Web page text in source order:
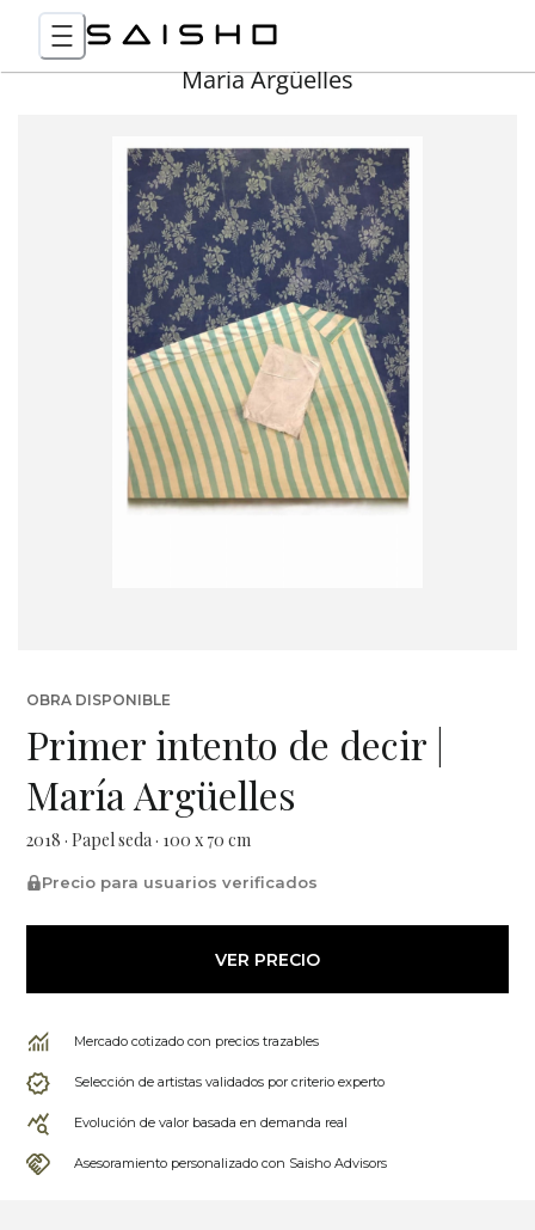
Maria Argüelles
OBRA DISPONIBLE
Primer intento de decir |
María Argüelles
2018 · Papel seda · 100 x 70 cm
Precio para usuarios verificados
VER PRECIO
Mercado cotizado con precios trazables
Selección de artistas validados por criterio experto
Evolución de valor basada en demanda real
Asesoramiento personalizado con Saisho Advisors